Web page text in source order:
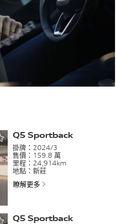
Q5 Sportback
掛牌： 2024/3
售價： 159.8 萬
里程： 24,914km
地點： 新莊
瞭解更多
Q5 Sportback